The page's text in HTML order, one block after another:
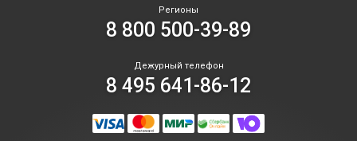
Регионы
8 800 500-39-89
Дежурный телефон
8 495 641-86-12